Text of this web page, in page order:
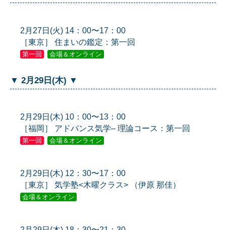
2月27日(火) 14：00〜17：00
［東京］ 住まいの鑑定：第一回
第一回 会場＆オンライン
▼ 2月29日(木) ▼
2月29日(木) 10：00〜13：00
［福岡］ アドバンス気学– 理論コース：第一回
第一回 会場＆オンライン
2月29日(木) 12：30〜17：00
［東京］ 気学塾<木曜クラス> （伊原 那佳）
会場＆オンライン